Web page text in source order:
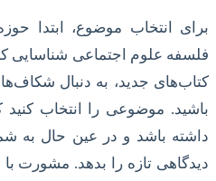
برای انتخاب موضوع، ابتدا
فلسفه علوم اجتماعی شناسایی
کتاب‌های جدید، به دنبال
باشید. موضوعی را انتخاب کنید
داشته باشد و در عین حال به
دیدگاهی تازه را بدهد. مشورت